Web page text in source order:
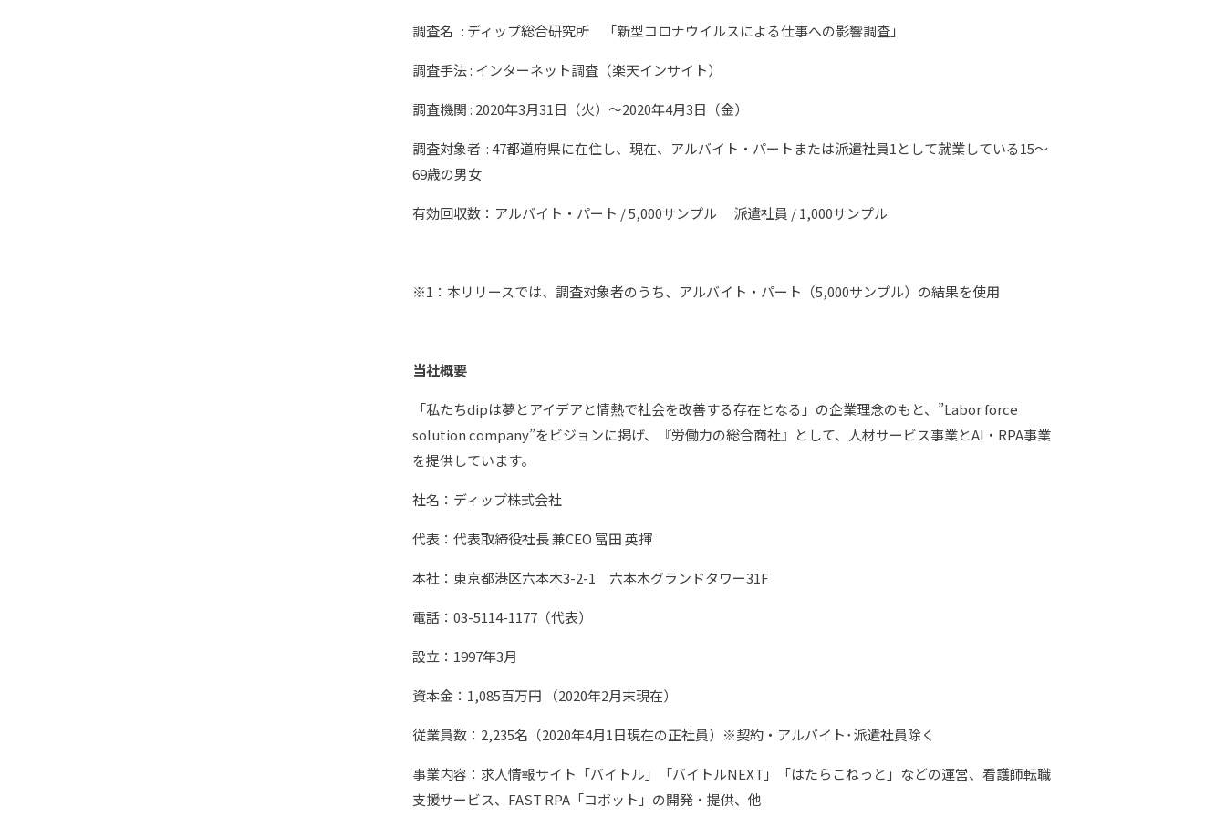
調査名 : ディップ総合研究所 「新型コロナウイルスによる仕事への影響調査」
調査手法 : インターネット調査（楽天インサイト）
調査機関 : 2020年3月31日（火）～2020年4月3日（金）
調査対象者 : 47都道府県に在住し、現在、アルバイト・パートまたは派遣社員1として就業している15～
69歳の男女
有効回収数：アルバイト・パート / 5,000サンプル 派遣社員 / 1,000サンプル
※1：本リリースでは、調査対象者のうち、アルバイト・パート（5,000サンプル）の結果を使用
当社概要
「私たちdipは夢とアイデアと情熱で社会を改善する存在となる」の企業理念のもと、”Labor force
solution company”をビジョンに掲げ、『労働力の総合商社』として、人材サービス事業とAI・RPA事業
を提供しています。
社名：ディップ株式会社
代表：代表取締役社長 兼CEO 冨田 英揮
本社：東京都港区六本木3-2-1 六本木グランドタワー31F
電話：03-5114-1177（代表）
設立：1997年3月
資本金：1,085百万円 （2020年2月末現在）
従業員数：2,235名（2020年4月1日現在の正社員）※契約・アルバイト･派遣社員除く
事業内容：求人情報サイト「バイトル」「バイトルNEXT」「はたらこねっと」などの運営、看護師転職
支援サービス、FAST RPA「コボット」の開発・提供、他